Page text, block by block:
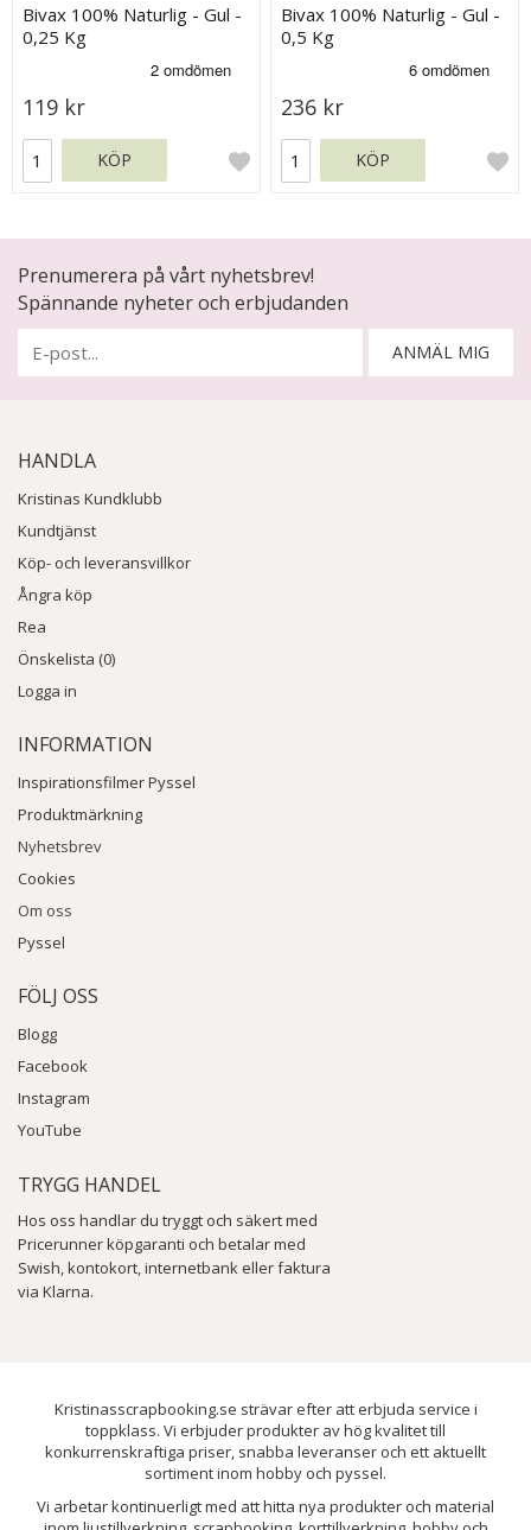
Bivax 100% Naturlig - Gul -
0,25 Kg
119 kr
KÖP
Bivax 100% Naturlig - Gul -
0,5 Kg
236 kr
KÖP
Prenumerera på vårt nyhetsbrev!
Spännande nyheter och erbjudanden
ANMÄL MIG
HANDLA
Kristinas Kundklubb
Kundtjänst
Köp- och leveransvillkor
Ångra köp
Rea
Önskelista (0)
Logga in
INFORMATION
Inspirationsfilmer Pyssel
Produktmärkning
Nyhetsbrev
Cookies
Om oss
Pyssel
FÖLJ OSS
Blogg
Facebook
Instagram
YouTube
TRYGG HANDEL
Hos oss handlar du tryggt och säkert med
Pricerunner köpgaranti och betalar med
Swish, kontokort, internetbank eller faktura
via Klarna.
Kristinasscrapbooking.se strävar efter att erbjuda service i
toppklass. Vi erbjuder produkter av hög kvalitet till
konkurrenskraftiga priser, snabba leveranser och ett aktuellt
sortiment inom hobby och pyssel.
Vi arbetar kontinuerligt med att hitta nya produkter och material